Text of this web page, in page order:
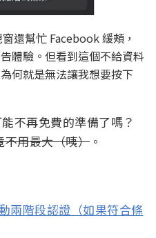
還幫忙 Facebook 緩頰，
體驗。但看到這個不給資料
何就是無法讓我想要按下
不再免費的準備了嗎？
不用最大（咦） 。
兩階段認證（如果符合條